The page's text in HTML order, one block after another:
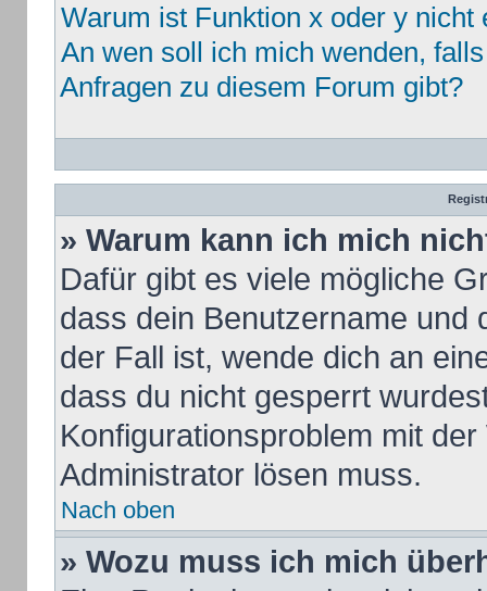
Warum ist Funktion x oder y nicht
An wen soll ich mich wenden,
Anfragen zu diesem Forum gibt?
» Warum kann ich mich
Dafür gibt es viele mögliche
dass dein Benutzername und
der Fall ist, wende dich an
dass du nicht gesperrt
Konfigurationsproblem mit
Administrator lösen muss.
Nach oben
» Wozu muss ich mich